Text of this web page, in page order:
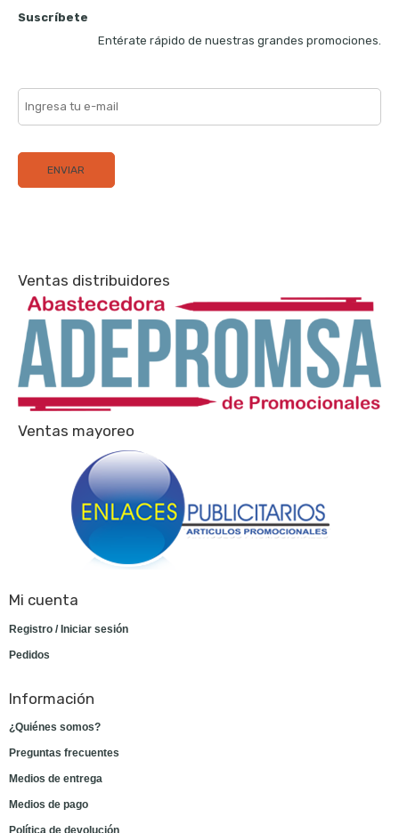
Suscríbete
Entérate rápido de nuestras grandes promociones.
Ventas distribuidores
Ventas mayoreo
Mi cuenta
Registro / Iniciar sesión
Pedidos
Información
¿Quiénes somos?
Preguntas frecuentes
Medios de entrega
Medios de pago